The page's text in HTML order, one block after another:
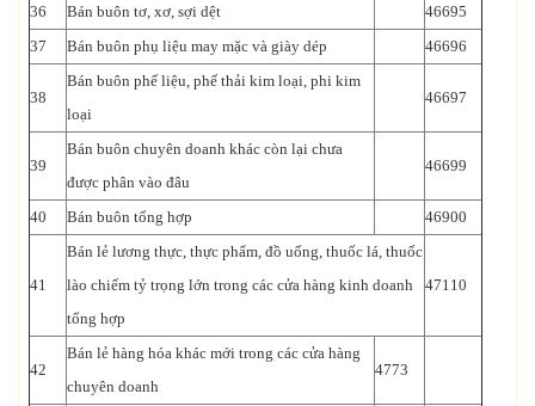
36
Bán buôn tơ, xơ, sợi dệt
46695
37
Bán buôn phụ liệu may mặc và giày dép 46696
38
Bán buôn phế liệu, phế thải kim loại, phi kim
loại
46697
39
Bán buôn chuyên doanh khác còn lại chưa
được phân vào đâu
46699
40 Bán buôn tổng hợp 46900
41
Bán lẻ lương thực, thực phẩm, đồ uống, thuốc lá, thuốc
lào chiếm tỷ trọng lớn trong các cửa hàng kinh doanh
tổng hợp
47110
42
Bán lẻ hàng hóa khác mới trong các cửa hàng
chuyên doanh
4773